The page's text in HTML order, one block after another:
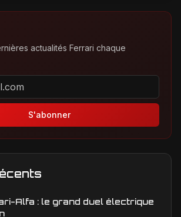
actualités Ferrari chaque
pour la newsletter
S'abonner
Alfa : le grand duel électrique